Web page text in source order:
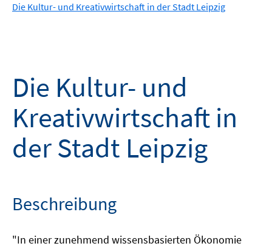
Die Kultur- und Kreativwirtschaft in der Stadt Leipzig
Die Kultur- und
Kreativwirtschaft in
der Stadt Leipzig
Beschreibung
"In einer zunehmend wissensbasierten Ökonomie